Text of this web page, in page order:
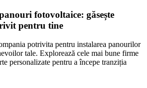
fotovoltaice: găsește
pentru tine
potrivita pentru instalarea panourilor
tale. Explorează cele mai bune firme
personalizate pentru a începe tranziția